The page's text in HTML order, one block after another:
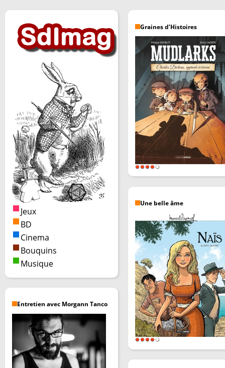
Jeux
BD
Cinema
Bouquins
Musique
Entretien avec Morgann Tanco
Graines d’Histoires
Une belle âme